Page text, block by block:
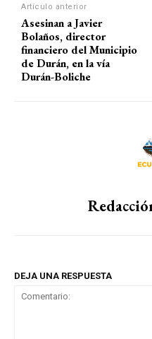
Artículo anterior
Asesinan a Javier
Bolaños, director
financiero del Municipio
de Durán, en la vía
Durán-Boliche
DEJA UNA RESPUESTA